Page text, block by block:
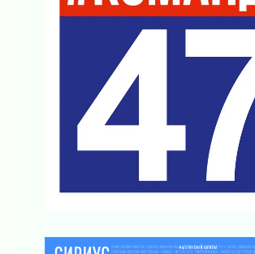
Новые возможности для
За сухими цифрами — реальная
От инженера-создателя к
«Созидателям»
31 июля 2026
Генеральная репетиция векового
Открытое сердце и стремление
30 июля 2026